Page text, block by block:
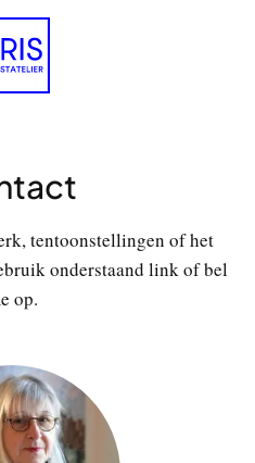
Nederlands
tentoonstellingen of het
onderstaand link of bel
op.